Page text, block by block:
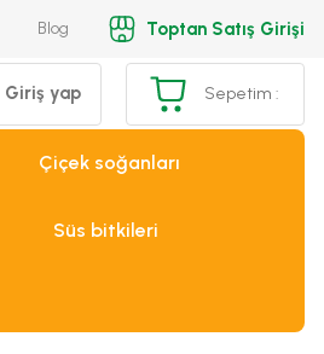
Blog Toptan Satış Girişi
Giriş yap Sepetim :
Çiçek soğanları
Süs bitkileri